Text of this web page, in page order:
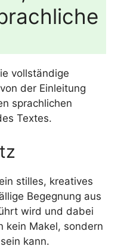
vollständige
der Einleitung
sprachlichen
Textes.
stilles, kreatives
Begegnung aus
wird und dabei
kein Makel, sondern
kann.